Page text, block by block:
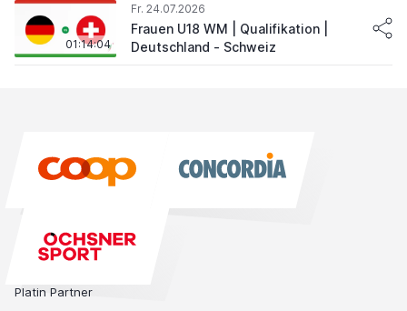
01:14:04
Fr. 24.07.2026
Frauen U18 WM | Qualifikation |
Deutschland - Schweiz
Platin Partner